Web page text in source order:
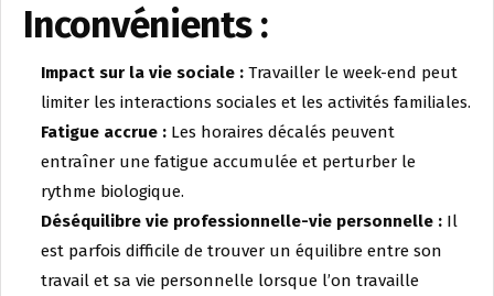
Inconvénients :
Impact sur la vie sociale : Travailler le week-end peut
limiter les interactions sociales et les activités familiales.
Fatigue accrue : Les horaires décalés peuvent
entraîner une fatigue accumulée et perturber le
rythme biologique.
Déséquilibre vie professionnelle-vie personnelle : Il
est parfois difficile de trouver un équilibre entre son
travail et sa vie personnelle lorsque l’on travaille